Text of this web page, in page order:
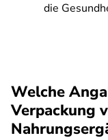
die
Welche
Verpackung